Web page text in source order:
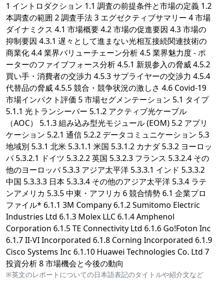
1 イントロダクション 1.1 調査の前提条件と市場の定義 1.2
本調査の範囲 2 調査手法 3 エグゼクティブサマリー 4 市場
ダイナミクス 4.1 市場概要 4.2 市場の促進要因 4.3 市場の
抑制要因 4.3.1 遅々として進まない光相互接続関連技術の
商業化 4.4 業界バリューチェーン分析 4.5 業界魅力度 - ポ
ーターのファイブフォース分析 4.5.1 新規参入の脅威 4.5.2
買い手・消費者の交渉力 4.5.3 サプライヤーの交渉力 4.5.4
代替品の脅威 4.5.5 競合・競争状況の激しさ 4.6 Covid-19
市場インパクト評価 5 市場セグメンテーション 5.1 タイプ
5.1.1 光トランシーバー 5.1.2 アクティブ光ケーブル
（AOC） 5.1.3 組み込み型光モジュール (EOM) 5.2 アプリ
ケーション 5.2.1 通信 5.2.2 データコミュニケーション 5.3
地域別 5.3.1 北米 5.3.1.1 米国 5.3.1.2 カナダ 5.3.2 ヨーロッ
パ 5.3.2.1 ドイツ 5.3.2.2 英国 5.3.2.3 フランス 5.3.2.4 その
他のヨーロッパ 5.3.3 アジア太平洋 5.3.3.1 インド 5.3.3.2
中国 5.3.3.3 日本 5.3.3.4 その他のアジア太平洋 5.3.4 ラテ
ンアメリカ 5.3.5 中東・アフリカ 6 競合情勢 6.1 企業プロ
ファイル* 6.1.1 3M Company 6.1.2 Sumitomo Electric
Industries Ltd 6.1.3 Molex LLC 6.1.4 Amphenol
Corporation 6.1.5 TE Connectivity Ltd 6.1.6 Go!Foton Inc
6.1.7 II-VI Incorporated 6.1.8 Corning Incorporated 6.1.9
Cisco Systems Inc 6.1.10 Huawei Technologies Co. Ltd 7
投資分析 8 市場機会と今後の動向
※英文のレポートについての日本語表記のタイトルや紹介文など